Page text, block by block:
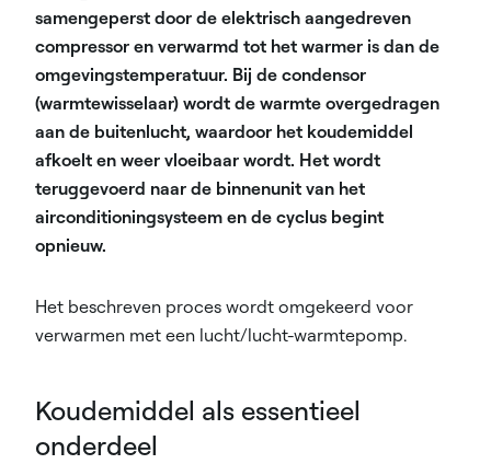
samengeperst door de elektrisch aangedreven
compressor en verwarmd tot het warmer is dan de
omgevingstemperatuur. Bij de condensor
(warmtewisselaar) wordt de warmte overgedragen
aan de buitenlucht, waardoor het koudemiddel
afkoelt en weer vloeibaar wordt. Het wordt
teruggevoerd naar de binnenunit van het
airconditioningsysteem en de cyclus begint
opnieuw.
Het beschreven proces wordt omgekeerd voor
verwarmen met een lucht/lucht-warmtepomp.
Koudemiddel als essentieel
onderdeel